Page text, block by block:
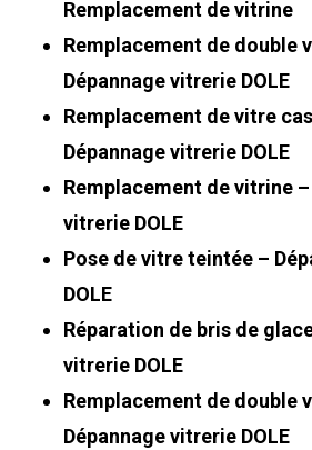
Remplacement de vitrine
Remplacement de double
Dépannage vitrerie DOLE
Remplacement de vitre
Dépannage vitrerie DOLE
Remplacement de vitrine
vitrerie DOLE
Pose de vitre teintée –
DOLE
Réparation de bris de
vitrerie DOLE
Remplacement de double
Dépannage vitrerie DOLE